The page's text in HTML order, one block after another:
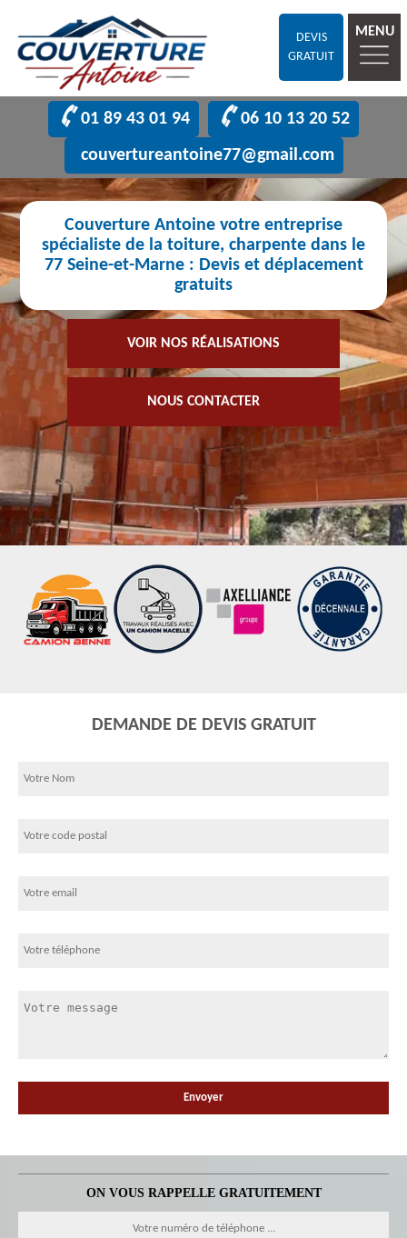
DEVIS
GRATUIT
MENU
01 89 43 01 94
06 10 13 20 52
couvertureantoine77@gmail.com
Couverture Antoine votre entreprise
spécialiste de la toiture, charpente dans le
77 Seine-et-Marne : Devis et déplacement
gratuits
VOIR NOS RÉALISATIONS
NOUS CONTACTER
DEMANDE DE DEVIS GRATUIT
ON VOUS RAPPELLE GRATUITEMENT